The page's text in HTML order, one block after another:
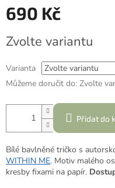
690 Kč
cena:
Zvolte variantu
Varianta
Můžeme doručit do: Zvolte
Přidat do
Bílé bavlněné tričko s
WITHIN ME. Motiv malého
kresby fixami na papír.